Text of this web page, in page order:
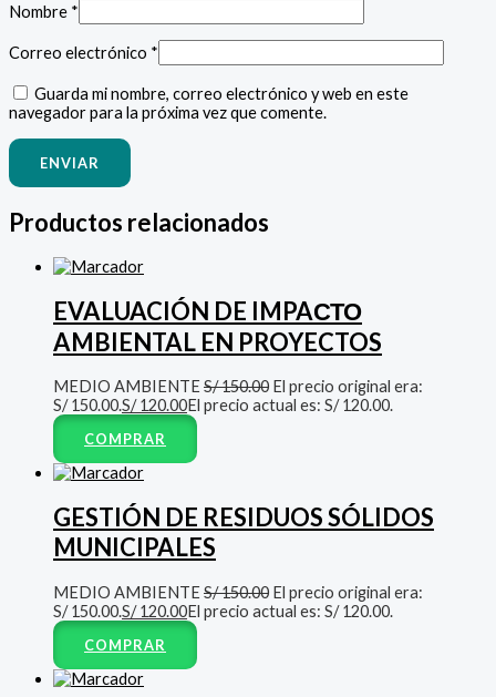
Nombre *
Correo electrónico *
Guarda mi nombre, correo electrónico y web en este
navegador para la próxima vez que comente.
Productos relacionados
EVALUACIÓN DE IMPAСТО
AMBIENTAL EN PROYECTOS
MEDIO AMBIENTE S/150.00 El precio original era:
S/ 150.00.S/120.00El precio actual es: S/ 120.00.
COMPRAR
GESTIÓN DE RESIDUOS SÓLIDOS
MUNICIPALES
MEDIO AMBIENTE S/150.00 El precio original era:
S/ 150.00.S/120.00El precio actual es: S/ 120.00.
COMPRAR